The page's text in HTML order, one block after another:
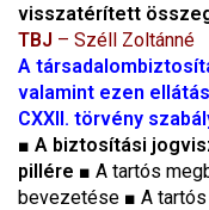
visszatérített
TBJ – Széll Zoltánné
A
valamint ezen
CXXII. törvény
■ A biztosítási
pillére ■ A tartós
bevezetése ■ A